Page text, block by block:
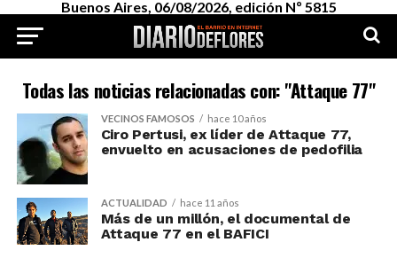
Buenos Aires, 06/08/2026, edición Nº 5815
Todas las noticias relacionadas con: "Attaque 77"
VECINOS FAMOSOS hace 10 años
Ciro Pertusi, ex líder de Attaque 77,
envuelto en acusaciones de pedofilia
ACTUALIDAD hace 11 años
Más de un millón, el documental de
Attaque 77 en el BAFICI